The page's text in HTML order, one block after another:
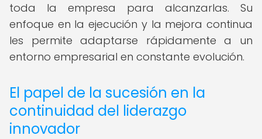
toda la empresa para alcanzarlas. Su
enfoque en la ejecución y la mejora continua
les permite adaptarse rápidamente a un
entorno empresarial en constante evolución.
El papel de la sucesión en la
continuidad del liderazgo
innovador